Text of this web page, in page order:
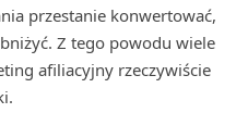
przestanie konwertować,
Z tego powodu wiele
afiliacyjny rzeczywiście